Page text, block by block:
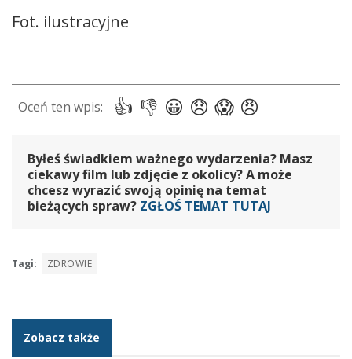
Fot. ilustracyjne
Byłeś świadkiem ważnego wydarzenia? Masz
ciekawy film lub zdjęcie z okolicy? A może
chcesz wyrazić swoją opinię na temat
bieżących spraw? ZGŁOŚ TEMAT TUTAJ
Tagi: ZDROWIE
Zobacz także